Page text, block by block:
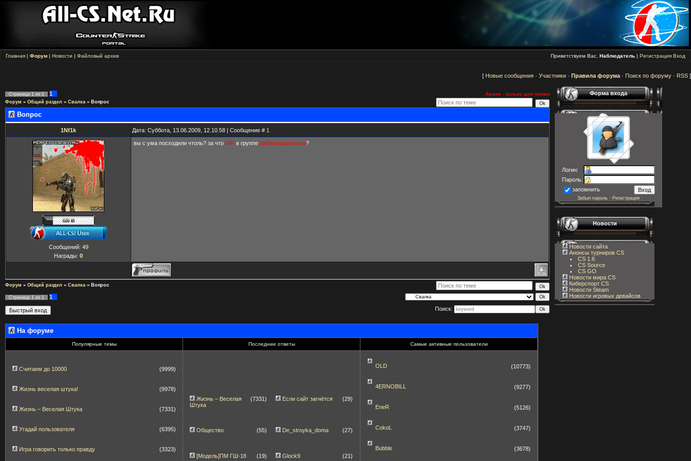
Главная | Форум | Новости | Файловый архив Приветствуем Вас, Наблюдатель | Регистрация Вход
[ Новые сообщения · Участники · Правила форума · Поиск по форуму · RSS ]
Страница 1 из 1 1
Архив - только для чтения
Форум » Общий раздел » Свалка » Вопрос
Вопрос
1Nf1k Дата: Суббота, 13.06.2009, 12.10.58 | Сообщение # 1
Сообщений: 49
Награды: 0
вы с ума посходили чтоль? за что INFIв группе заблокированные?
Форум » Общий раздел » Свалка » Вопрос
Страница 1 из 1
1
Поиск:
На форуме
Популярные темы Последние ответы Самые активные пользователи
Считаем до 10000 (9999)
Жизнь веселая штука! (9978)
Жизнь – Веселая Штука (7331)
Угадай пользователя (6395)
Игра говорить только правду (3323)
Жизнь – Веселая
Штука
(7331) Если сайт загнётся (29)
Общество (55) De_stroyka_doma (27)
[Модель]ПМ ГШ-18 (19) Glock9 (21)
OLD (10773)
4ERNOBILL (9277)
EneR (5126)
CokoL (3747)
Bubble (3678)
Форма входа
Логин:
Пароль:
запомнить
Забыл пароль · Регистрация
Новости
Новости сайта
Анонсы турниров CS
CS 1.6
CS Source
CS GO
Новости мира CS
Киберспорт CS
Новости Steam
Новости игровых девайсов